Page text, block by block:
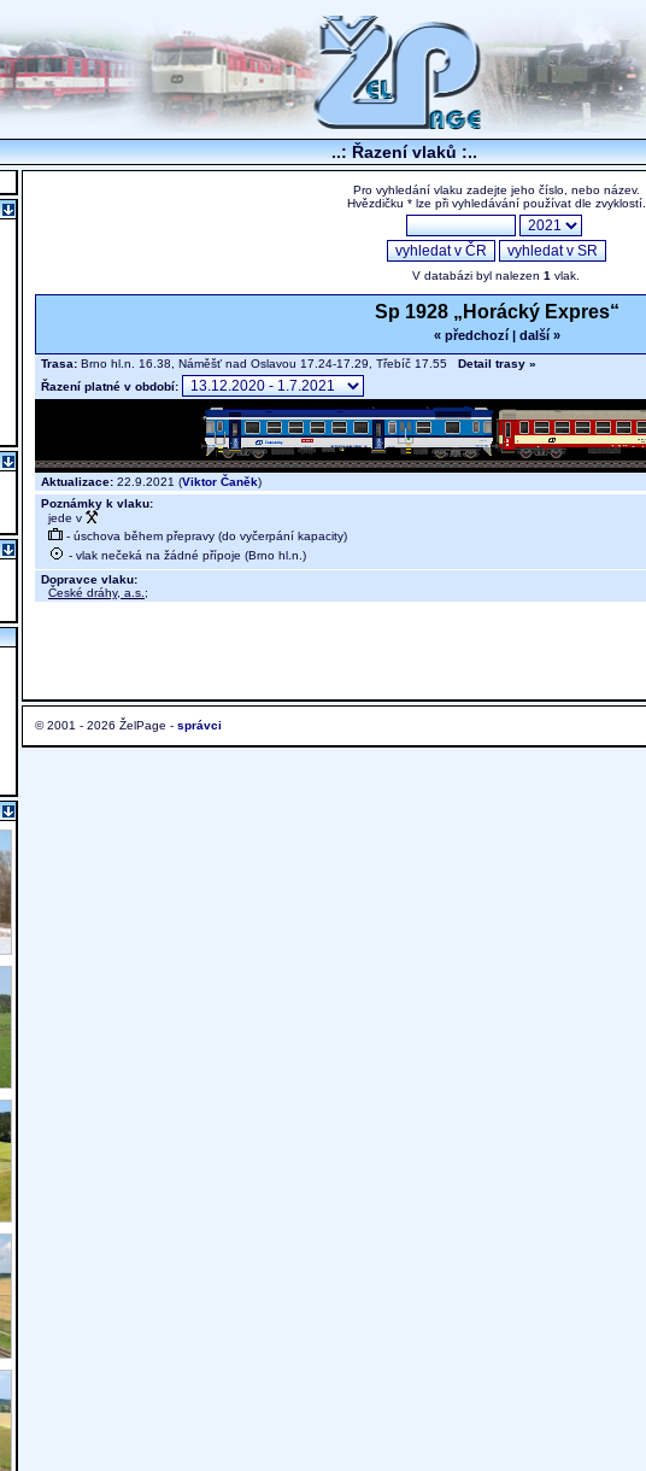
..: Řazení vlaků :..
Pro vyhledání vlaku zadejte jeho číslo, nebo název.
Hvězdičku * lze při vyhledávání používat dle zvyklostí.
V databázi byl nalezen 1 vlak.
Sp 1928 „Horácký Expres“
« předchozí| další »
Trasa: Brno hl.n. 16.38, Náměšť nad Oslavou 17.24-17.29, Třebíč 17.55 Detail trasy »
Řazení platné v období:
Aktualizace: 22.9.2021 (Viktor Čaněk)
Poznámky k vlaku:
jede v
- úschova během přepravy (do vyčerpání kapacity)
- vlak nečeká na žádné přípoje (Brno hl.n.)
Dopravce vlaku:
České dráhy, a.s. ;
© 2001 - 2026 ŽelPage - správci